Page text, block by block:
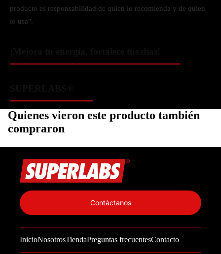
producto es responsabilidad de quien lo recomienda y de quien
lo usa".
Quienes vieron este producto también
compraron
InicioNosotrosTiendaPreguntas frecuentesContacto
Contáctanos
Información de contacto
Política de reembolso
Términos del servicio
Política de envío